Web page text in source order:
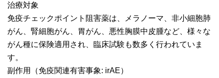
治療対象
免疫チェックポイント阻害薬は、メラノーマ、非小細胞肺
がん、腎細胞がん、胃がん、悪性胸膜中皮腫など、様々な
がん種に保険適用され、臨床試験も数多く行われていま
す。
副作用（免疫関連有害事象: irAE）